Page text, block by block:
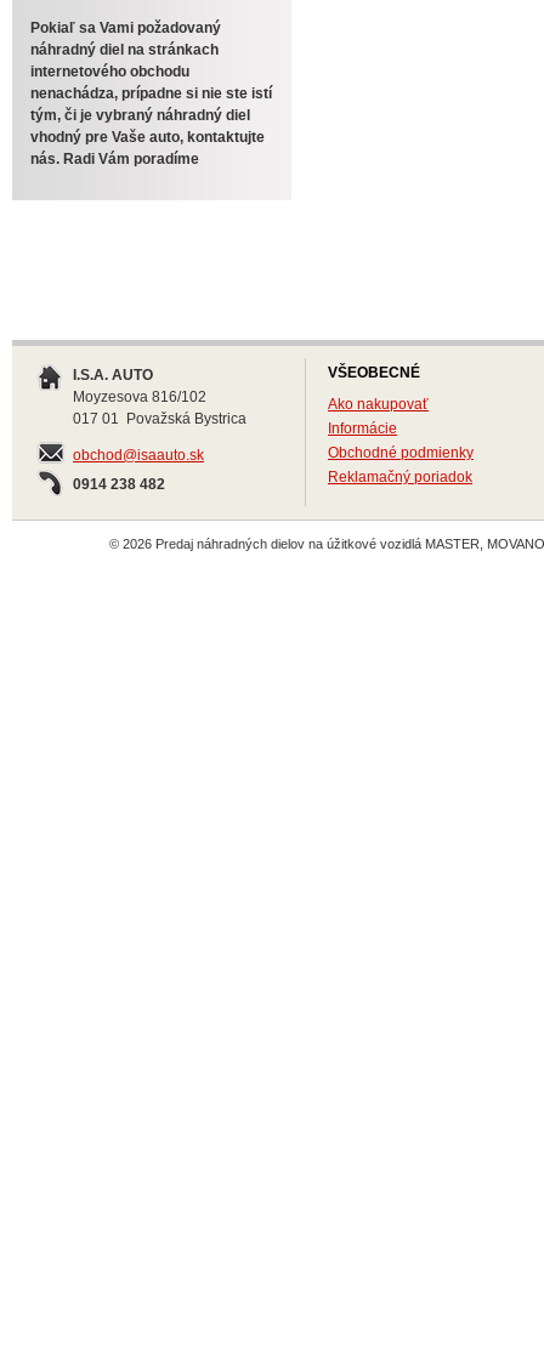
Pokiaľ sa Vami požadovaný
náhradný diel na stránkach
internetového obchodu
nenachádza, prípadne si nie ste istí
tým, či je vybraný náhradný diel
vhodný pre Vaše auto, kontaktujte
nás. Radi Vám poradíme
I.S.A. AUTO
Moyzesova 816/102
017 01 Považská Bystrica
obchod@isaauto.sk
0914 238 482
VŠEOBECNÉ
Ako nakupovať
Informácie
Obchodné podmienky
Reklamačný poriadok
© 2026 Predaj náhradných dielov na úžitkové vozidlá MASTER,